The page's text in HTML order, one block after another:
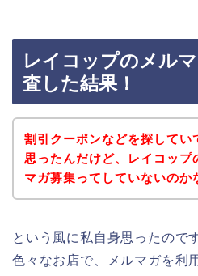
レイコップのメル
査した結果！
割引クーポンなどを探してい
思ったんだけど、レイコップ
マガ募集ってしていないのか
という風に私自身思ったので
色々なお店で、メルマガを利